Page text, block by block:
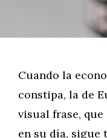
Cuando la
constipa, la de
visual frase,
en su día, sigue